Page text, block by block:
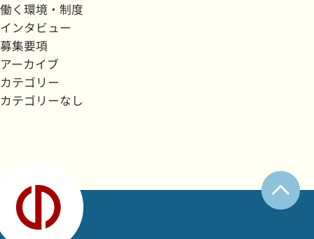
働く環境・制度
インタビュー
募集要項
アーカイブ
カテゴリー
カテゴリーなし